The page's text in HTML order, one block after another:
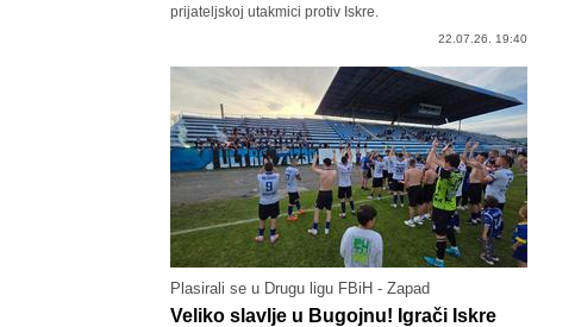
prijateljskoj utakmici protiv Iskre.
22.07.26. 19:40
Plasirali se u Drugu ligu FBiH - Zapad
Veliko slavlje u Bugojnu! Igrači Iskre